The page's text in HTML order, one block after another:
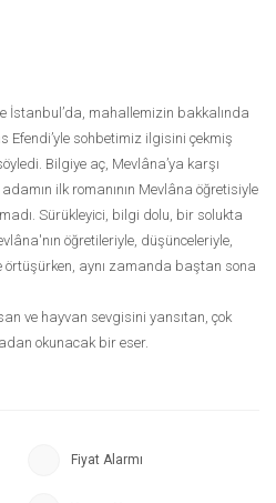
İstanbul’da, mahallemizin bakkalında
Efendi’yle sohbetimiz ilgisini çekmiş
Bilgiye aç, Mevlâna’ya karşı
ilk romanının Mevlâna öğretisiyle
Sürükleyici, bilgi dolu, bir solukta
öğretileriyle, düşünceleriyle,
örtüşürken, aynı zamanda baştan sona
ve hayvan sevgisini yansıtan, çok
okunacak bir eser.
Fiyat Alarmı